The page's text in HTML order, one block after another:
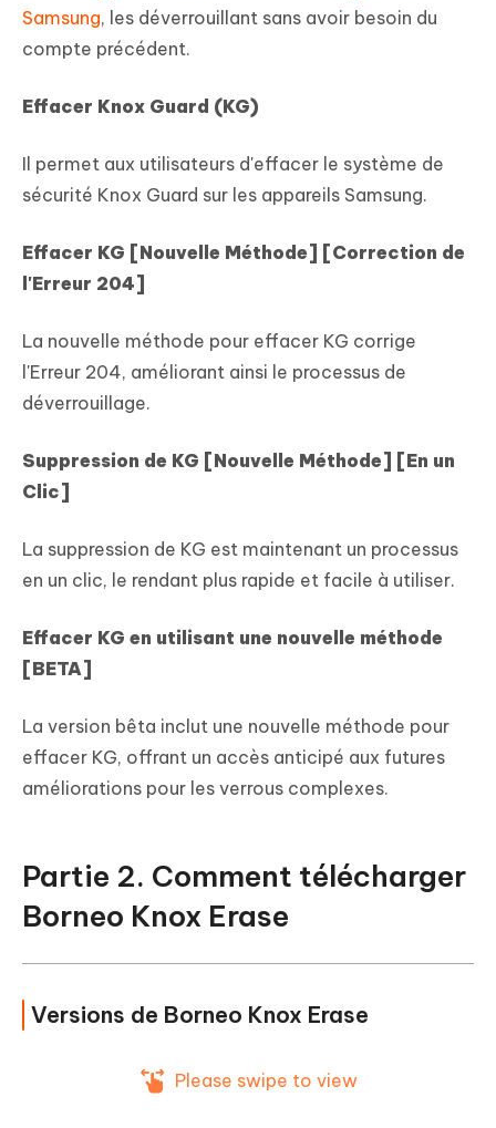
Samsung, les déverrouillant sans avoir besoin du
compte précédent.
Effacer Knox Guard (KG)
Il permet aux utilisateurs d'effacer le système de
sécurité Knox Guard sur les appareils Samsung.
Effacer KG [Nouvelle Méthode] [Correction de
l'Erreur 204]
La nouvelle méthode pour effacer KG corrige
l'Erreur 204, améliorant ainsi le processus de
déverrouillage.
Suppression de KG [Nouvelle Méthode] [En un
Clic]
La suppression de KG est maintenant un processus
en un clic, le rendant plus rapide et facile à utiliser.
Effacer KG en utilisant une nouvelle méthode
[BETA]
La version bêta inclut une nouvelle méthode pour
effacer KG, offrant un accès anticipé aux futures
améliorations pour les verrous complexes.
Partie 2. Comment télécharger
Borneo Knox Erase
Versions de Borneo Knox Erase
Please swipe to view